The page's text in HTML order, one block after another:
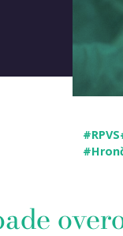
#RPVS